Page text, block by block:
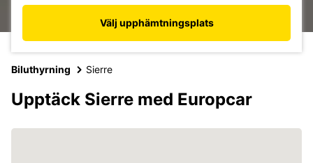
Välj upphämtningsplats
Biluthyrning Sierre
Upptäck Sierre med Europcar